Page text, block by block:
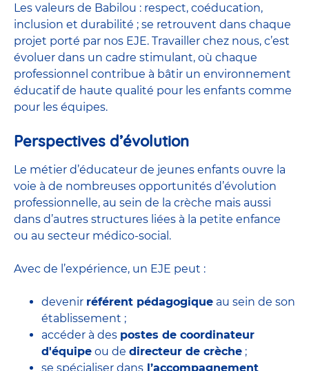
Les valeurs de Babilou : respect, coéducation,
inclusion et durabilité ; se retrouvent dans chaque
projet porté par nos EJE. Travailler chez nous, c’est
évoluer dans un cadre stimulant, où chaque
professionnel contribue à bâtir un environnement
éducatif de haute qualité pour les enfants comme
pour les équipes.
Perspectives d’évolution
Le métier d’éducateur de jeunes enfants ouvre la
voie à de nombreuses opportunités d’évolution
professionnelle, au sein de la crèche mais aussi
dans d’autres structures liées à la petite enfance
ou au secteur médico-social.
Avec de l’expérience, un EJE peut :
devenir référent pédagogique au sein de son
établissement ;
accéder à des postes de coordinateur
d'équipe ou de directeur de crèche ;
se spécialiser dans l’accompagnement